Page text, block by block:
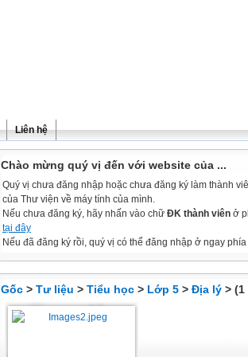
Liên hệ
Chào mừng quý vị đến với website của ...
Quý vị chưa đăng nhập hoặc chưa đăng ký làm thành
của Thư viện về máy tính của mình.
Nếu chưa đăng ký, hãy nhấn vào chữ ĐK thành viên ở
tại đây
Nếu đã đăng ký rồi, quý vị có thể đăng nhập ở ngay
Gốc > Tư liệu > Tiểu học > Lớp 5 > Địa lý > (1